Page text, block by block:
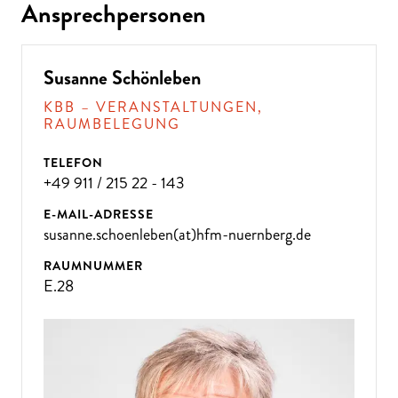
ÜBE
R 300
VE
R
A
NST
ALT
U
N
GE
N P
R
O
J
A
H
Ansprechpersonen
Susanne Schönleben
KBB – VERANSTALTUNGEN,
RAUMBELEGUNG
TELEFON
+49 911 / 215 22 - 143
E-MAIL-ADRESSE
susanne.schoenleben(at)hfm-nuernberg.de
RAUMNUMMER
E.28